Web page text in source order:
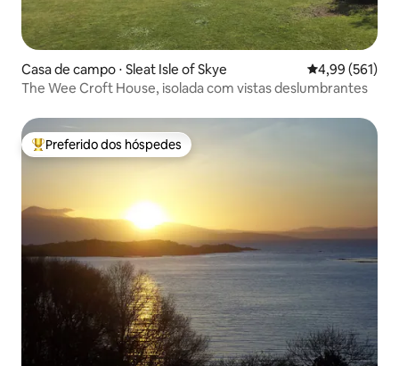
Casa de campo ⋅ Sleat Isle of Skye 4,99 de uma
4,99 (561)
The Wee Croft House, isolada com vistas deslumbrantes
Entre os melhores preferidos dos hóspedes
Preferido dos hóspedes